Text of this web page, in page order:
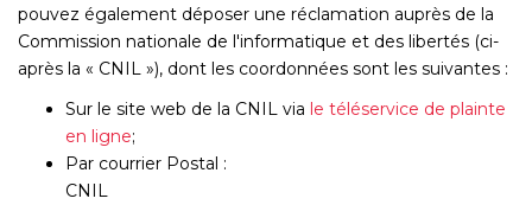
pouvez également déposer une réclamation auprès de la
Commission nationale de l'informatique et des libertés (ci-
après la « CNIL »), dont les coordonnées sont les suivantes :
Sur le site web de la CNIL via le téléservice de plainte
en ligne;
Par courrier Postal :
CNIL